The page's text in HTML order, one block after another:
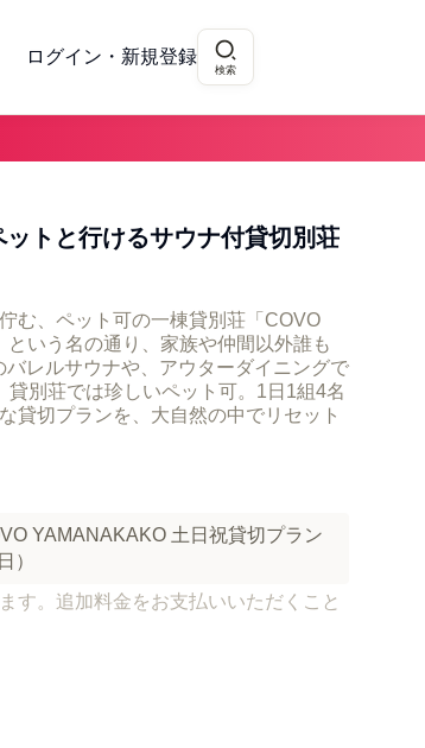
ログイン・新規登録
検索
ットと行けるサウナ付貸切別荘
む、ペット可の一棟貸別荘「COVO
いう名の通り、家族や仲間以外誰も
レルサウナや、アウターダイニングで
別荘では珍しいペット可。1日1組4名
貸切プランを、大自然の中でリセット
YAMANAKAKO 土日祝貸切プラン
）
す。追加料金をお支払いいただくこと